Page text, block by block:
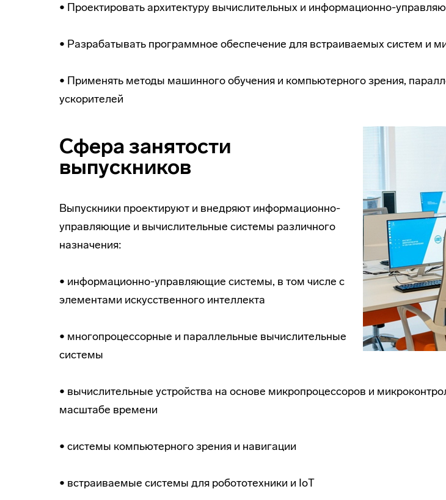
• Проектировать архитектуру вычислительных и информационно-
• Разрабатывать программное обеспечение для встраиваемых систем и
• Применять методы машинного обучения и компьютерного зрения,
ускорителей
Сфера занятости
выпускников
Выпускники проектируют и внедряют информационно-
управляющие и вычислительные системы различного
назначения:
• информационно-управляющие системы, в том числе с
элементами искусственного интеллекта
• многопроцессорные и параллельные вычислительные
системы
• вычислительные устройства на основе микропроцессоров и
масштабе времени
• системы компьютерного зрения и навигации
• встраиваемые системы для робототехники и IoT